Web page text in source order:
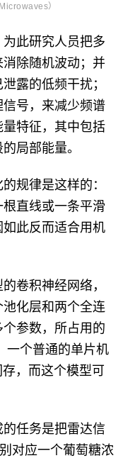
）
此研究人员把多
除随机波动；并
露的低频干扰；
号，来减少频谱
特征，其中包括
局部能量。
规律是这样的：
直线或一条平滑
此反而适合用机
卷积神经网络，
化层和两个全连
参数，所占用的
一个普通的单片机
，而这个模型可
任务是把雷达信
对应一个葡萄糖浓